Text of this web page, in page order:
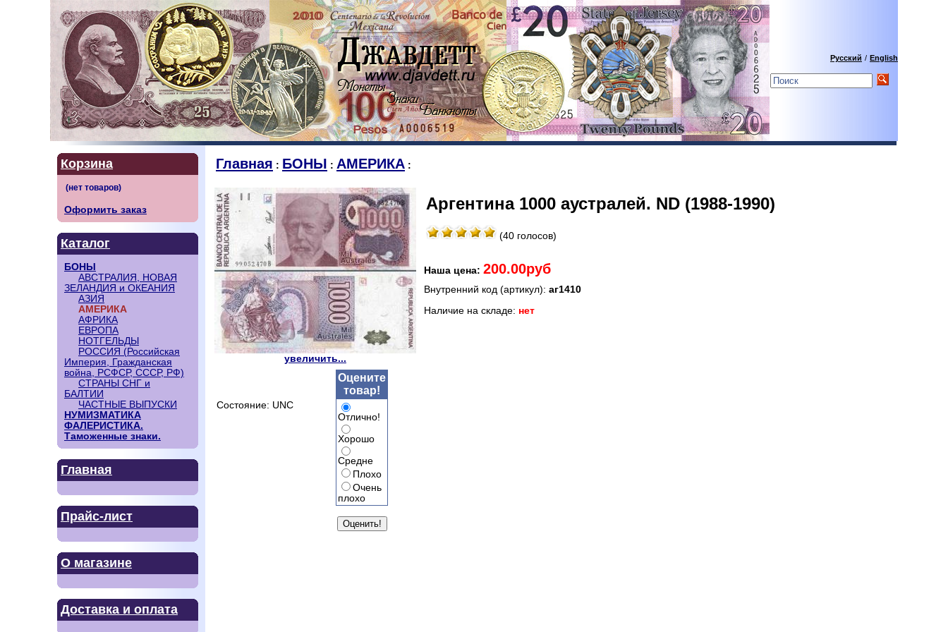
Русский / English
Корзина
Оформить заказ
Каталог
БОНЫ
АВСТРАЛИЯ, НОВАЯ
ЗЕЛАНДИЯ и ОКЕАНИЯ
АЗИЯ
АМЕРИКА
АФРИКА
ЕВРОПА
НОТГЕЛЬДЫ
РОССИЯ (Российская
Империя, Гражданская
война, РСФСР, СССР, РФ)
СТРАНЫ СНГ и
БАЛТИИ
ЧАСТНЫЕ ВЫПУСКИ
НУМИЗМАТИКА
ФАЛЕРИСТИКА.
Таможенные знаки.
Главная
Прайс-лист
О магазине
Доставка и оплата
Главная : БОНЫ : АМЕРИКА :
увеличить...
Аргентина 1000 аустралей. ND (1988-1990)
(40 голосов)
Наша цена: 200.00руб
Внутренний код (артикул): аг1410
Наличие на складе: нет
Состояние: UNC
Оцените
товар!
Отлично!
Хорошо
Средне
Плохо
Очень
плохо